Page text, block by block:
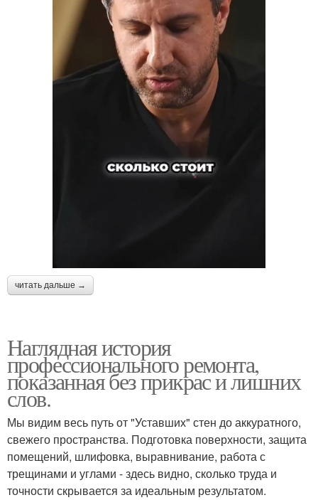
читать дальше →
Наглядная история
профессионального ремонта,
показанная без прикрас и лишних
слов.
Мы видим весь путь от "Уставших" стен до аккуратного,
свежего пространства. Подготовка поверхности, защита
помещений, шлифовка, выравнивание, работа с
трещинами и углами - здесь видно, сколько труда и
точности скрывается за идеальным результатом.